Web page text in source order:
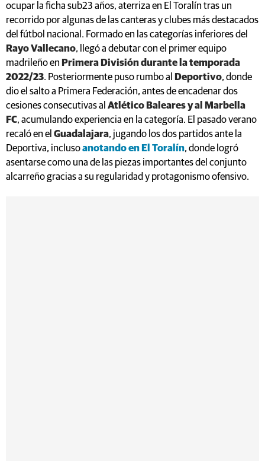
ocupar la ficha sub23 años, aterriza en El Toralín tras un
recorrido por algunas de las canteras y clubes más destacados
del fútbol nacional. Formado en las categorías inferiores del
Rayo Vallecano, llegó a debutar con el primer equipo
madrileño en Primera División durante la temporada
2022/23. Posteriormente puso rumbo al Deportivo, donde
dio el salto a Primera Federación, antes de encadenar dos
cesiones consecutivas al Atlético Baleares y al Marbella
FC, acumulando experiencia en la categoría. El pasado verano
recaló en el Guadalajara, jugando los dos partidos ante la
Deportiva, inclusoanotando en El Toralín, donde logró
asentarse como una de las piezas importantes del conjunto
alcarreño gracias a su regularidad y protagonismo ofensivo.